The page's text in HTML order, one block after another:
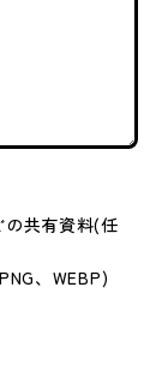
共有資料(任
、WEBP)